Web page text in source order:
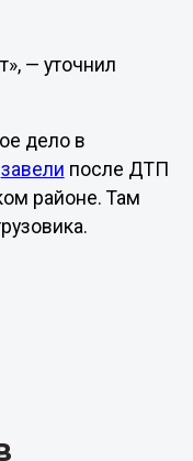
— уточнил
дело в
завели после ДТП
районе. Там